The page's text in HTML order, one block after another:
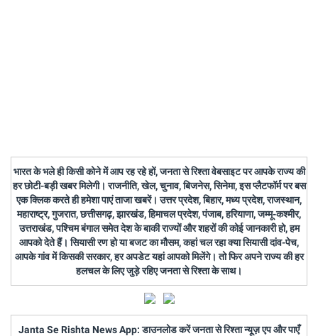
भारत के भले ही किसी कोने में आप रह रहे हों, जनता से रिश्ता वेबसाइट पर आपके राज्य की
हर छोटी-बड़ी खबर मिलेगी। राजनीति, खेल, चुनाव, बिजनेस, सिनेमा, इस प्लैटफॉर्म पर बस
एक क्लिक करते ही हमेशा पाएं ताजा खबरें। उत्तर प्रदेश, बिहार, मध्य प्रदेश, राजस्थान,
महाराष्ट्र, गुजरात, छत्तीसगढ़, झारखंड, हिमाचल प्रदेश, पंजाब, हरियाणा, जम्मू-कश्मीर,
उत्तराखंड, पश्चिम बंगाल समेत देश के बाकी राज्यों और शहरों की कोई जानकारी हो, हम
आपको देते हैं। सियासी रण हो या बजट का मौसम, कहां चल रहा क्या सियासी दांव-पेच,
आपके गांव में किसकी सरकार, हर अपडेट यहां आपको मिलेंगे। तो फिर अपने राज्य की हर
हलचल के लिए जुड़े रहिए जनता से रिश्ता के साथ।
Janta Se Rishta News App: डाउनलोड करें जनता से रिश्ता न्यूज़ एप और पाएँ